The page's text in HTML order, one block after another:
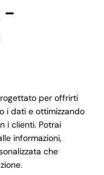
per offrirti
i dati e ottimizzando
i clienti. Potrai
informazioni,
che